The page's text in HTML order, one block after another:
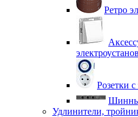
Ретро
Розетки
Удлинители,